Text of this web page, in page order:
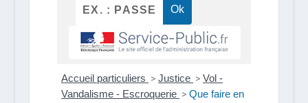
Accueil particuliers > Justice > Vol -
Vandalisme - Escroquerie > Que faire en